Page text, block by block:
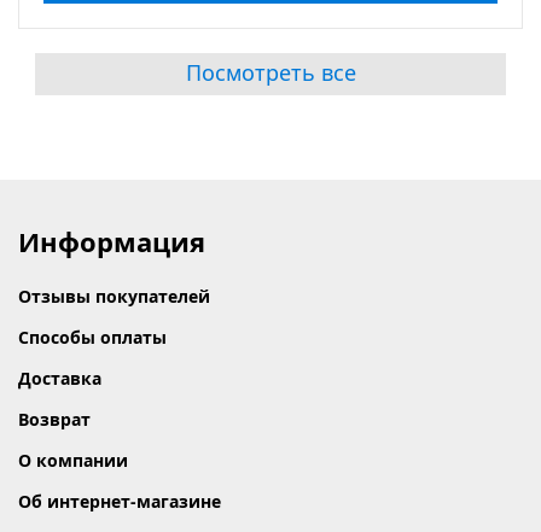
Посмотреть все
Информация
Отзывы покупателей
Способы оплаты
Доставка
Возврат
О компании
Об интернет-магазине